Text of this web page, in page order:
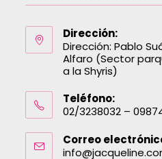
Dirección:
Dirección: Pablo
Alfaro (Sector
a la Shyris)
Teléfono:
02/3238032 –
Correo